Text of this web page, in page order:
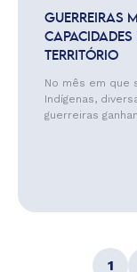
GUERREIRAS
CAPACIDADES
TERRITÓRIO
No mês em que
Indígenas,
guerreiras
1